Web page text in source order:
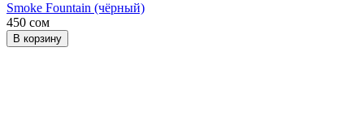
Smoke Fountain (чёрный)
450 сом
В корзину